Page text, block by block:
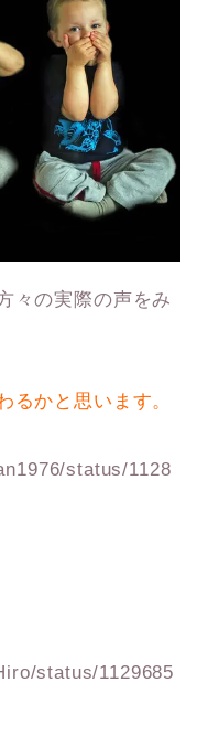
々の実際の声をみ
るかと思います。
status/1128
status/1129685